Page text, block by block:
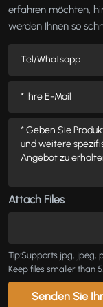
erfahren möchten,
werden Ihnen so
Attach Files
Tip:Supports jpg, jpeg,
Keep files smaller than
Senden Sie